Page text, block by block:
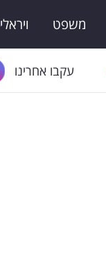
משפט ויראלי
עקבו אחרינו